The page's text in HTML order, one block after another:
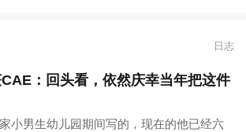
日志
：回头看，依然庆幸当年把这件
小男生幼儿园期间写的，现在的他已经六